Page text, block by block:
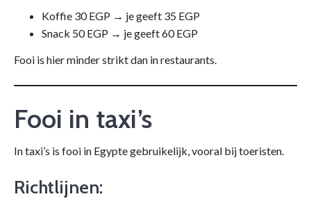
Koffie 30 EGP → je geeft 35 EGP
Snack 50 EGP → je geeft 60 EGP
Fooi is hier minder strikt dan in restaurants.
Fooi in taxi’s
In taxi’s is fooi in Egypte gebruikelijk, vooral bij toeristen.
Richtlijnen: